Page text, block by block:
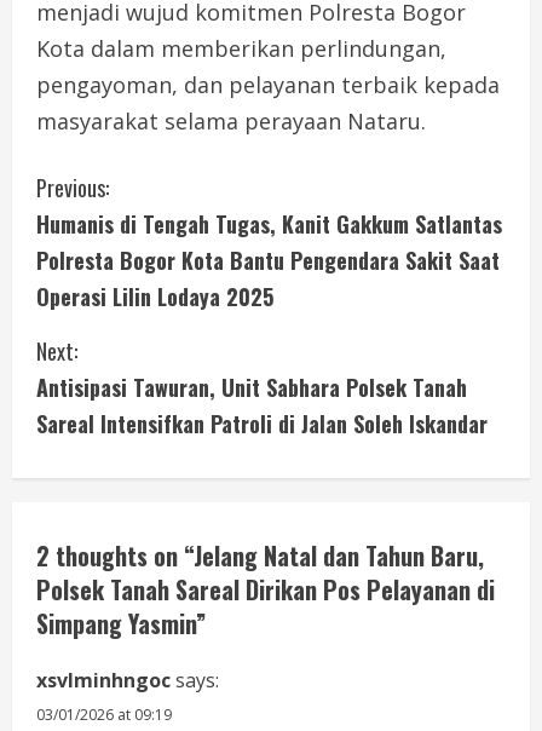
menjadi wujud komitmen Polresta Bogor
Kota dalam memberikan perlindungan,
pengayoman, dan pelayanan terbaik kepada
masyarakat selama perayaan Nataru.
C
o
n
t
i
n
u
e
R
e
a
Previous:
Humanis di Tengah Tugas, Kanit Gakkum Satlantas
Polresta Bogor Kota Bantu Pengendara Sakit Saat
Operasi Lilin Lodaya 2025
Next:
Antisipasi Tawuran, Unit Sabhara Polsek Tanah
Sareal Intensifkan Patroli di Jalan Soleh Iskandar
2 thoughts on “Jelang Natal dan Tahun Baru,
Polsek Tanah Sareal Dirikan Pos Pelayanan di
Simpang Yasmin”
xsvlminhngocsays:
03/01/2026 at 09:19